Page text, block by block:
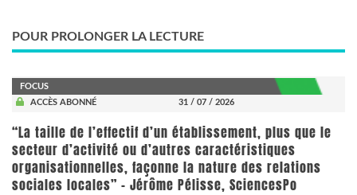
POUR PROLONGER LA LECTURE
FOCUS
ACCÈS ABONNÉ
31 / 07 / 2026
“La taille de l’effectif d’un établissement, plus que le
secteur d’activité ou d’autres caractéristiques
organisationnelles, façonne la nature des relations
sociales locales” - Jérôme Pélisse, SciencesPo